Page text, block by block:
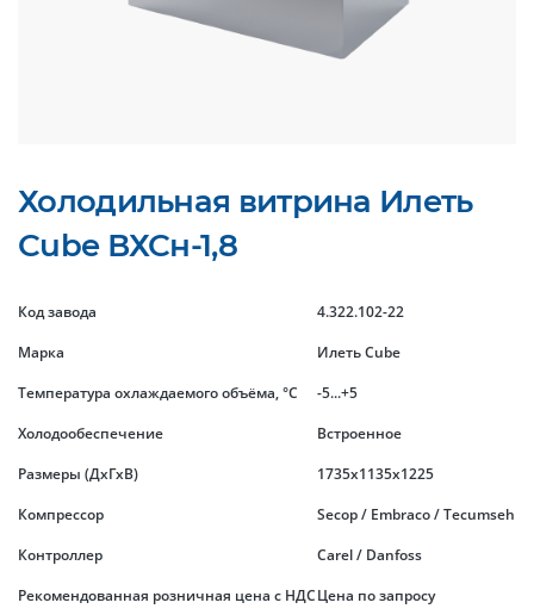
Холодильная витрина Илеть
Cube ВХСн-1,8
Код завода
4.322.102-22
Марка
Илеть Cube
Температура охлаждаемого объёма, °C
-5...+5
Холодообеспечение
Встроенное
Размеры (ДхГхВ)
1735x1135x1225
Компрессор
Secop / Embraco / Tecumseh
Контроллер
Carel / Danfoss
Рекомендованная розничная цена с НДСЦена по запросу